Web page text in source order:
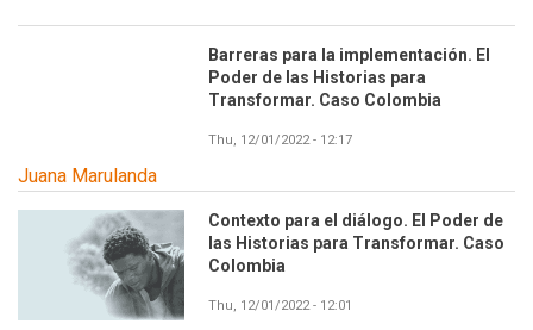
Barreras para la implementación. El
Poder de las Historias para
Transformar. Caso Colombia
Thu, 12/01/2022 - 12:17
Juana Marulanda
Contexto para el diálogo. El Poder de
las Historias para Transformar. Caso
Colombia
Thu, 12/01/2022 - 12:01